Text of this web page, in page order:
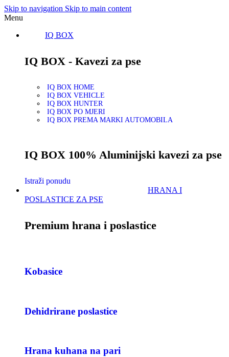
Skip to navigation Skip to main content
Menu
IQ BOX
IQ BOX - Kavezi za pse
IQ BOX HOME
IQ BOX VEHICLE
IQ BOX HUNTER
IQ BOX PO MJERI
IQ BOX PREMA MARKI AUTOMOBILA
IQ BOX 100% Aluminijski kavezi za pse
Istraži ponudu
HRANA I
POSLASTICE ZA PSE
Premium hrana i poslastice
Kobasice
Dehidrirane poslastice
Hrana kuhana na pari